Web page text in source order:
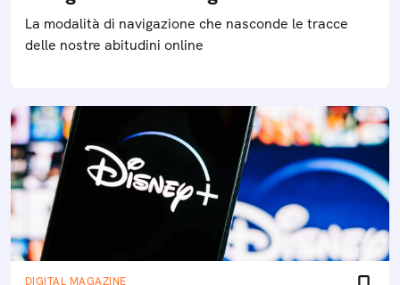
La modalità di navigazione che nasconde le tracce
delle nostre abitudini online
DIGITAL MAGAZINE